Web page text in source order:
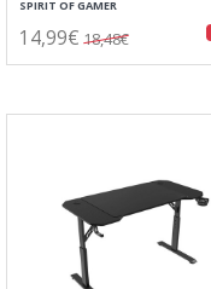
SPIRIT OF GAMER
14,99€ 18,48€